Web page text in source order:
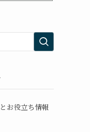
お役立ち情報